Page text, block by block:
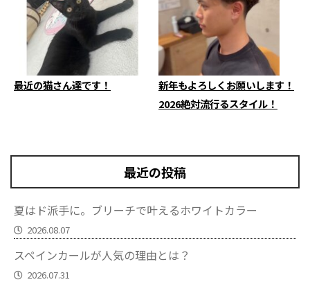
最近の猫さん達です！
新年もよろしくお願いします！
2026絶対流行るスタイル！
最近の投稿
夏はド派手に。ブリーチで叶えるホワイトカラー
2026.08.07
スペインカールが人気の理由とは？
2026.07.31